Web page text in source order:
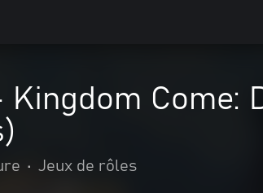
Kingdom Come:
• Jeux de rôles